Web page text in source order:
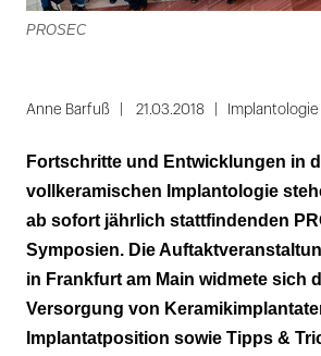
PROSEC
Anne Barfuß 21.03.2018 Implantologie
Fortschritte und Entwicklungen in
vollkeramischen Implantologie
ab sofort jährlich stattfindenden
Symposien. Die
in Frankfurt am Main widmete sich
Versorgung von
Implantatposition sowie Tipps &